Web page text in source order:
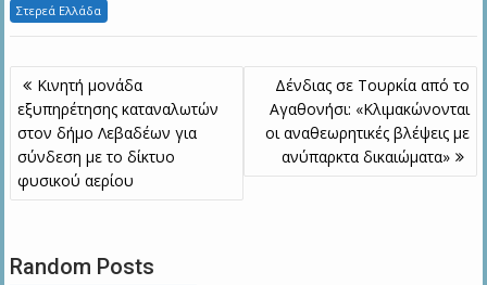
Στερεά Ελλάδα
Πλοήγηση
άρθρων
Κινητή μονάδα
εξυπηρέτησης καταναλωτών
στον δήμο Λεβαδέων για
σύνδεση με το δίκτυο
φυσικού αερίου
Δένδιας σε Τουρκία από το
Αγαθονήσι: «Κλιμακώνονται
οι αναθεωρητικές βλέψεις με
ανύπαρκτα δικαιώματα»
Random Posts